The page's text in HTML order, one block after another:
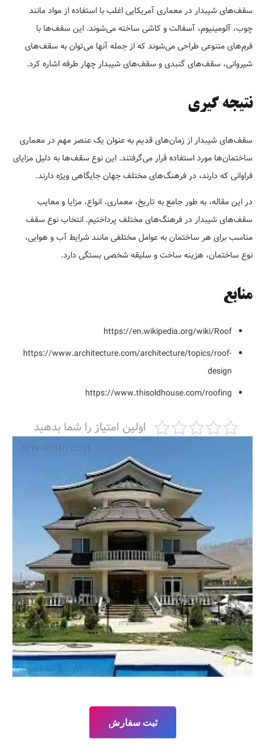
سقف‌های شیبدار در معماری آمریکایی اغلب با استفاده از مواد مانند
چوب، آلومینیوم، آسفالت و کاشی ساخته می‌شوند. این سقف‌ها با
فرم‌های متنوعی طراحی می‌شوند که از جمله آنها می‌توان به سقف‌های
شیروانی، سقف‌های گنبدی و سقف‌های شیبدار چهار طرفه اشاره کرد.
نتیجه گیری
سقف‌های شیبدار از زمان‌های قدیم به عنوان یک عنصر مهم در معماری
ساختمان‌ها مورد استفاده قرار می‌گرفتند. این نوع سقف‌ها به دلیل مزایای
فراوانی که دارند، در فرهنگ‌های مختلف جهان جایگاهی ویژه دارند.
در این مقاله، به طور جامع به تاریخ، معماری، انواع، مزایا و معایب
سقف‌های شیبدار در فرهنگ‌های مختلف پرداختیم. انتخاب نوع سقف
مناسب برای هر ساختمان به عوامل مختلفی مانند شرایط آب و هوایی،
نوع ساختمان، هزینه ساخت و سلیقه شخصی بستگی دارد.
منابع
https://en.wikipedia.org/wiki/Roof
https://www.architecture.com/architecture/topics/roof-
design
https://www.thisoldhouse.com/roofing
اولین امتیاز را شما بدهید
ثبت سفارش